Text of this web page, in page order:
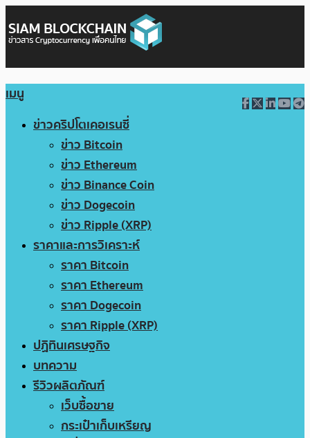
เมนู
ข่าวคริปโตเคอเรนซี่
ข่าว Bitcoin
ข่าว Ethereum
ข่าว Binance Coin
ข่าว Dogecoin
ข่าว Ripple (XRP)
ราคาและการวิเคราะห์
ราคา Bitcoin
ราคา Ethereum
ราคา Dogecoin
ราคา Ripple (XRP)
ปฏิทินเศรษฐกิจ
บทความ
รีวิวผลิตภัณฑ์
เว็บซื้อขาย
กระเป๋าเก็บเหรียญ